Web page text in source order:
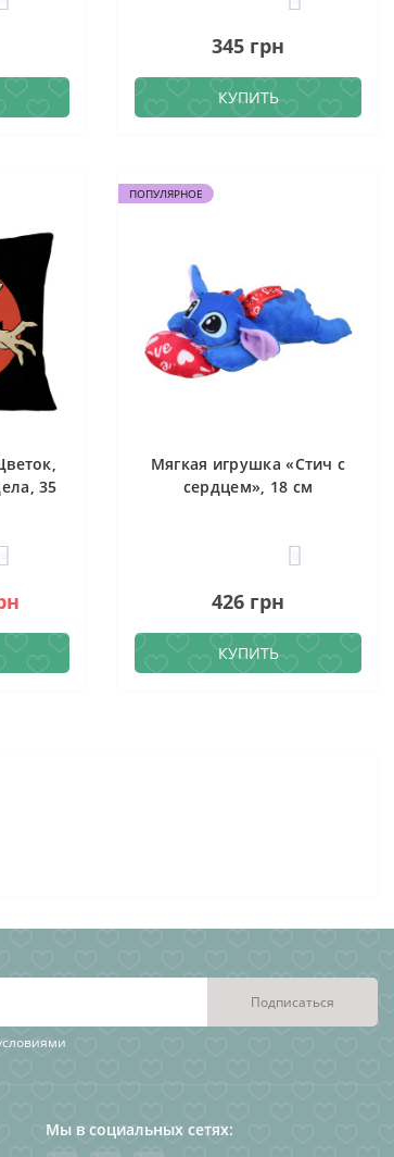
345 грн
КУПИТЬ
35
ПОПУЛЯРНОЕ
Мягкая игрушка «Стич с
сердцем», 18 см
426 грн
КУПИТЬ
Подписаться
Мы в социальных сетях: